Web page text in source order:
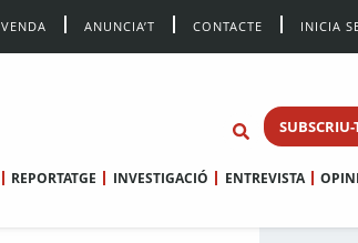
ANUNCIA’T CONTACTE INICIA
REPORTATGE INVESTIGACIÓ ENTREVISTA